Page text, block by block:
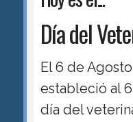
Día del
El 6 de
estableció al
día del